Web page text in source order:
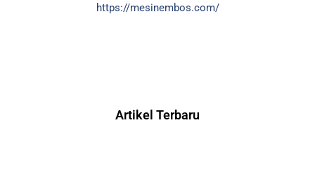
https://mesinembos.com/
Artikel Terbaru